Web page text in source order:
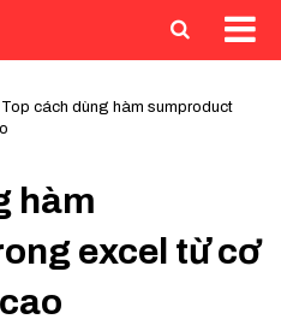
Top cách dùng hàm sumproduct
hàm
excel từ cơ